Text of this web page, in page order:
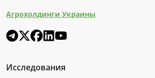
Агрохолдинги Украины
Исследования